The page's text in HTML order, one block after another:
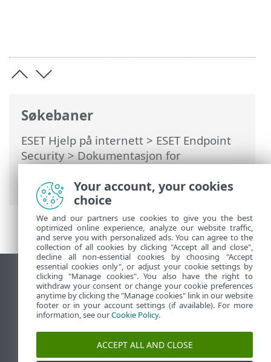
Søkebaner
ESET Hjelp på internett > ESET Endpoint
Security>Dokumentasjon for
Deaktiver varsling via MDM
Se fullversjon av siden
End of Life
ESET Kunnskapsbase
ESET Status Portal
Lokal støtte
Your account, your cookies
choice
We and our partners use cookies to give you the best
optimized online experience, analyze our website traffic,
and serve you with personalized ads. You can agree to the
collection of all cookies by clicking "Accept all and close",
decline all non-essential cookies by choosing "Accept
essential cookies only", or adjust your cookie settings by
clicking "Manage cookies". You also have the right to
withdraw your consent or change your cookie preferences
anytime by clicking the "Manage cookies" link in our website
footer or in your account settings (if available). For more
information, see ourCookie Policy.
ACCEPT ALL AND CLOSE